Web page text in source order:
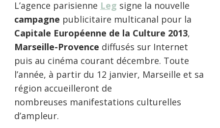
L’agence parisienne Leg signe la nouvelle
campagne publicitaire multicanal pour la
Capitale Européenne de la Culture 2013,
Marseille-Provence diffusés sur Internet
puis au cinéma courant décembre. Toute
l’année, à partir du 12 janvier, Marseille et sa
région accueilleront de
nombreuses manifestations culturelles
d’ampleur.